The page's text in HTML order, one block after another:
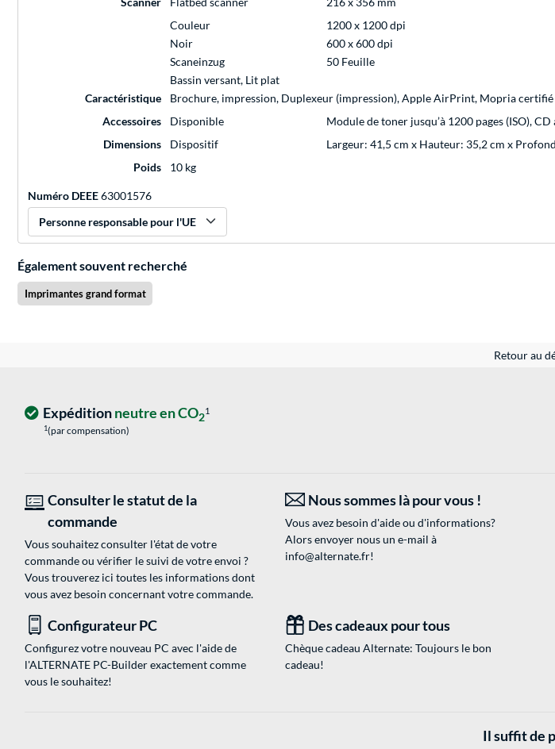
Couleur
1200 x 1200 dpi
Noir
600 x 600 dpi
Scaneinzug
50 Feuille
Bassin versant, Lit plat
Caractéristique
Brochure, impression, Duplexeur (impression), Apple AirPrint, Mopria certifié
Accessoires
Disponible
Module de toner jusqu’à 1200 pages (ISO),
Dimensions
Dispositif
Largeur: 41,5 cm x Hauteur: 35,2 cm x
Poids
10 kg
Numéro DEEE63001576
Personne responsable pour l'UE
Également souvent recherché
Imprimantes grand format
Retour au
Expéditionneutre en CO21
1(par compensation)
Consulter le statut de la
commande
Vous souhaitez consulter l'état de votre
commande ou vérifier le suivi de votre envoi ?
Vous trouverez ici toutes les informations dont
vous avez besoin concernant votre commande.
Nous sommes là pour vous !
Vous avez besoin d'aide ou d'informations?
Alors envoyer nous un e-mail à
info@alternate.fr!
Configurateur PC
Configurez votre nouveau PC avec l'aide de
l'ALTERNATE PC-Builder exactement comme
vous le souhaitez!
Des cadeaux pour tous
Chèque cadeau Alternate: Toujours le bon
cadeau!
Il suffit de